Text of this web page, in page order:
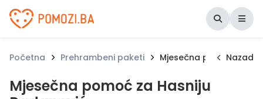
Udruženje Pomozi.ba
Početna Prehrambeni paketi Mjesečna pomoć za
Nazad
Mjesečna pomoć za Hasniju